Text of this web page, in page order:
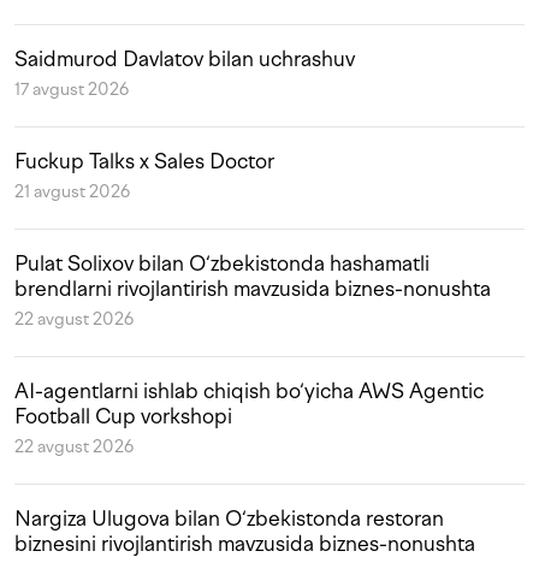
Saidmurod Davlatov bilan uchrashuv
17 avgust 2026
Fuckup Talks x Sales Doctor
21 avgust 2026
Pulat Solixov bilan O‘zbekistonda hashamatli
brendlarni rivojlantirish mavzusida biznes-nonushta
22 avgust 2026
AI-agentlarni ishlab chiqish bo‘yicha AWS Agentic
Football Cup vorkshopi
22 avgust 2026
Nargiza Ulugova bilan O‘zbekistonda restoran
biznesini rivojlantirish mavzusida biznes-nonushta